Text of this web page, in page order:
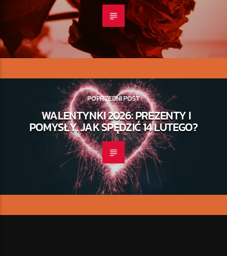
POPRZEDNI POST
WALENTYNKI 2026: PREZENTY I
POMYSŁY. JAK SPĘDZIĆ 14 LUTEGO?